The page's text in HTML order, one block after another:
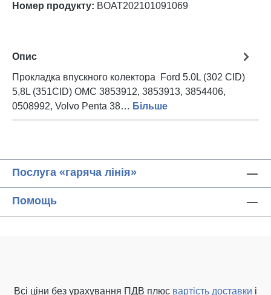
Номер продукту: BOAT202101091069
Опис
Прокладка впускного колектора Ford 5.0L (302 CID)
5,8L (351CID) OMC 3853912, 3853913, 3854406,
0508992, Volvo Penta 38… Більше
Послуга «гаряча лінія»
Помощь
Всі ціни без урахування ПДВ плюс вартість доставки і